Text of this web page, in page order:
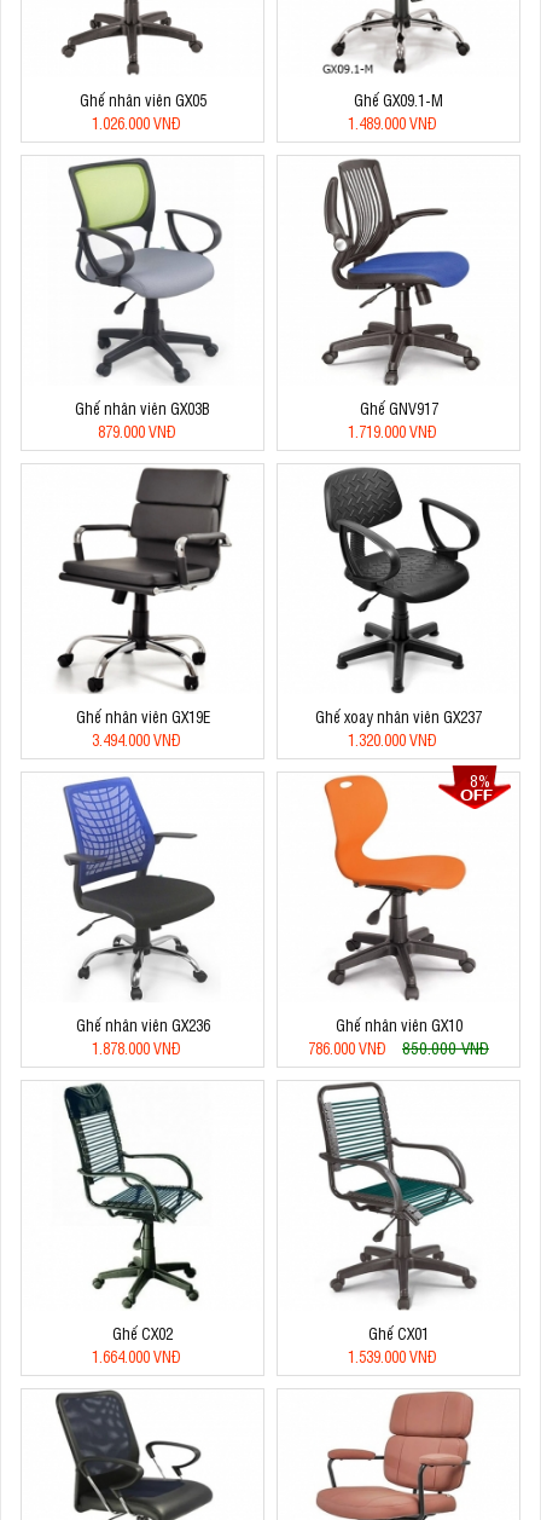
Ghế nhân viên GX05
1.026.000 VNĐ
Ghế GX09.1-M
1.489.000 VNĐ
Ghế nhân viên GX03B
879.000 VNĐ
Ghế GNV917
1.719.000 VNĐ
Ghế nhân viên GX19E
3.494.000 VNĐ
Ghế xoay nhân viên GX237
1.320.000 VNĐ
Ghế nhân viên GX236
1.878.000 VNĐ
8%
Ghế nhân viên GX10
786.000 VNĐ
850.000 VNĐ
Ghế CX02
1.664.000 VNĐ
Ghế CX01
1.539.000 VNĐ